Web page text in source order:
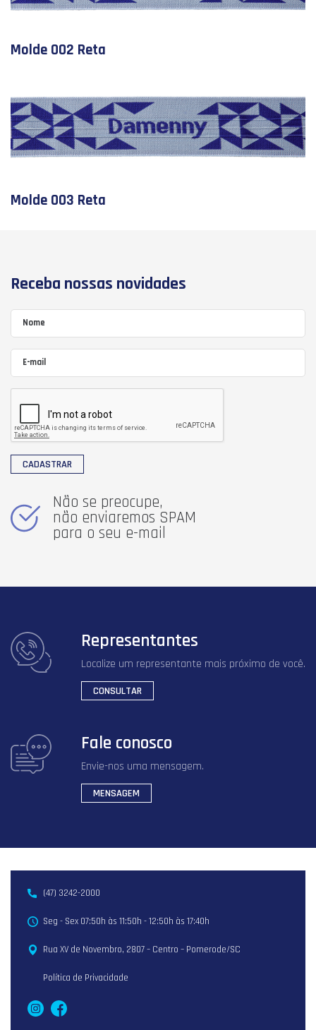
Molde 002 Reta
Molde 003 Reta
Receba nossas novidades
CADASTRAR
Não se preocupe,
não enviaremos SPAM
para o seu e-mail
Representantes
Localize um representante mais próximo de você.
CONSULTAR
Fale conosco
Envie-nos uma mensagem.
MENSAGEM
(47) 3242-2000
Seg - Sex 07:50h às 11:50h - 12:50h às 17:40h
Rua XV de Novembro, 2807 – Centro – Pomerode/SC
Política de Privacidade